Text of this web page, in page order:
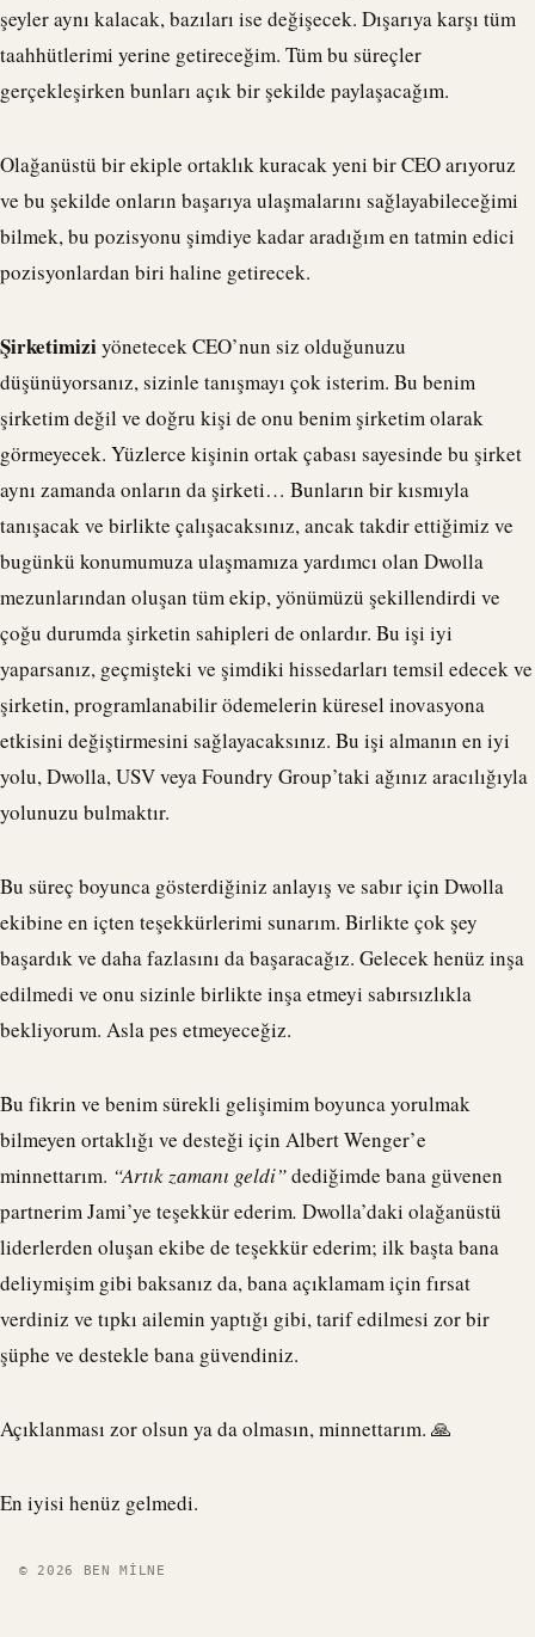
şeyler aynı kalacak, bazıları ise değişecek. Dışarıya karşı tüm
taahhütlerimi yerine getireceğim. Tüm bu süreçler
gerçekleşirken bunları açık bir şekilde paylaşacağım.
Olağanüstü bir ekiple ortaklık kuracak yeni bir CEO arıyoruz
ve bu şekilde onların başarıya ulaşmalarını sağlayabileceğimi
bilmek, bu pozisyonu şimdiye kadar aradığım en tatmin edici
pozisyonlardan biri haline getirecek.
Şirketimiziyönetecek CEO’nun siz olduğunuzu
düşünüyorsanız, sizinle tanışmayı çok isterim. Bu benim
şirketim değil ve doğru kişi de onu benim şirketim olarak
görmeyecek. Yüzlerce kişinin ortak çabası sayesinde bu şirket
aynı zamanda onların da şirketi… Bunların bir kısmıyla
tanışacak ve birlikte çalışacaksınız, ancak takdir ettiğimiz ve
bugünkü konumumuza ulaşmamıza yardımcı olan Dwolla
mezunlarından oluşan tüm ekip, yönümüzü şekillendirdi ve
çoğu durumda şirketin sahipleri de onlardır. Bu işi iyi
yaparsanız, geçmişteki ve şimdiki hissedarları temsil edecek ve
şirketin, programlanabilir ödemelerin küresel inovasyona
etkisini değiştirmesini sağlayacaksınız. Bu işi almanın en iyi
yolu,Dwolla, USV veya Foundry Group’taki ağınız aracılığıyla
yolunuzu bulmaktır.
Bu süreç boyunca gösterdiğiniz anlayış ve sabır için Dwolla
ekibine en içten teşekkürlerimi sunarım. Birlikte çok şey
başardık ve daha fazlasını da başaracağız. Gelecek henüz inşa
edilmedi ve onu sizinle birlikte inşa etmeyi sabırsızlıkla
bekliyorum. Asla pes etmeyeceğiz.
Bu fikrin ve benim sürekli gelişimim boyunca yorulmak
bilmeyen ortaklığı ve desteği için Albert Wenger’e
minnettarım. “Artık zamanı geldi”dediğimde bana güvenen
partnerim Jami’ye teşekkür ederim. Dwolla’daki olağanüstü
liderlerden oluşan ekibe de teşekkür ederim; ilk başta bana
deliymişim gibi baksanız da, bana açıklamam için fırsat
verdiniz ve tıpkı ailemin yaptığı gibi, tarif edilmesi zor bir
şüphe ve destekle bana güvendiniz.
Açıklanması zor olsun ya da olmasın, minnettarım. 🙏
En iyisi henüz gelmedi.
© 2026 BEN MILNE